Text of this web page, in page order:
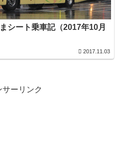
シート乗車記（2017年10月
2017.11.03
サーリンク